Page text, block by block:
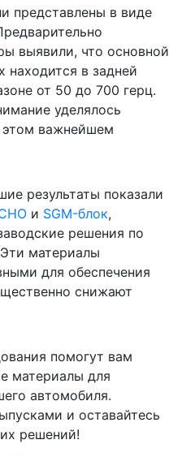
представлены в виде
выявили, что основной
находится в задней
от 50 до 700 герц.
уделялось
этом важнейшем
результаты показали
и SGM-блок,
решения по
материалы
для обеспечения
снижают
помогут вам
материалы для
автомобиля.
и оставайтесь
решений!